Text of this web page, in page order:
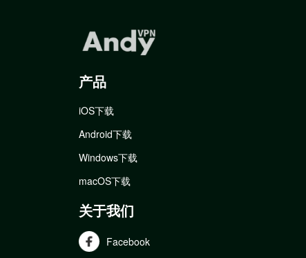
产品
iOS下载
Android下载
Windows下载
macOS下载
关于我们
Facebook